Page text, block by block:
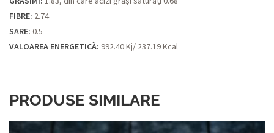
FIBRE: 2.74
SARE: 0.5
VALOAREA ENERGETICĂ: 992.40 Kj/ 237.19 Kcal
PRODUSE SIMILARE